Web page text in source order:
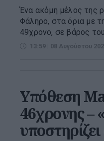
Ένα ακόμη μέλος της
Φάληρο, στα όρια με
49χρονο, σε βάρος
13:59 | 08 Αυγούστου
Υπόθεση
46χρονης –